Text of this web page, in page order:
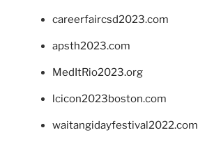
careerfaircsd2023.com
apsth2023.com
MedItRio2023.org
lcicon2023boston.com
waitangidayfestival2022.com